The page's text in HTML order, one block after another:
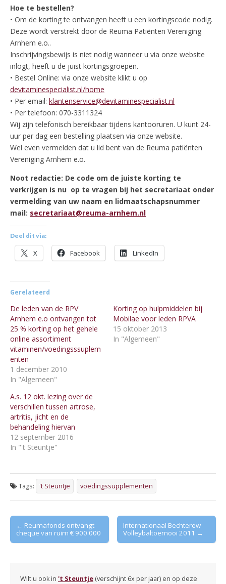
Hoe te bestellen?
• Om de korting te ontvangen heeft u een kortingscode nodig.
Deze wordt verstrekt door de Reuma Patiënten Vereniging
Arnhem e.o..
Inschrijvingsbewijs is niet nodig wanneer u via onze website
inlogt, heeft u de juist kortingsgroepen.
• Bestel Online: via onze website klikt u op
devitaminespecialist.nl/home
• Per email: klantenservice@devitaminespecialist.nl
• Per telefoon: 070-3311324
Wij zijn telefonisch bereikbaar tijdens kantooruren. U kunt 24-
uur per dag een bestelling plaatsen via onze website.
Wel even vermelden dat u lid bent van de Reuma patiënten
Vereniging Arnhem e.o.
Noot redactie: De code om de juiste korting te
verkrijgen is nu op te vragen bij het secretariaat onder
vermelding van uw naam en lidmaatschapsnummer
mail: secretariaat@reuma-arnhem.nl
Deel dit via:
X Facebook LinkedIn
Gerelateerd
De leden van de RPV
Arnhem e.o ontvangen tot
25 % korting op het gehele
online assortiment
vitaminen/voedingsssuplem
enten
1 december 2010
In "Algemeen"
Korting op hulpmiddelen bij
Mobilae voor leden RPVA
15 oktober 2013
In "Algemeen"
A.s. 12 okt. lezing over de
verschillen tussen artrose,
artritis, jicht en de
behandeling hiervan
12 september 2016
In "'t Steuntje"
Tags: 't Steuntje voedingssupplementen
Post
navigation
← Reumafonds ontvangt
cheque van ruim € 900.000
Internationaal Bechterew
Volleybaltoernooi 2011 →
Wilt u ook in 't Steuntje (verschijnt 6x per jaar) en op deze